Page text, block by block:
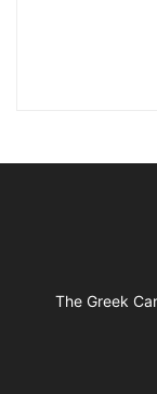
The Greek